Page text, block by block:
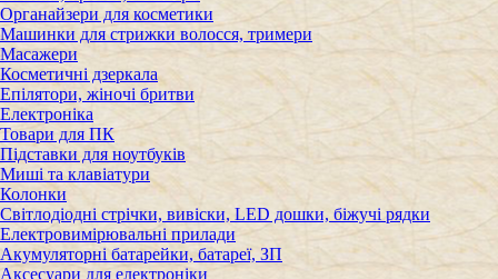
Органайзери для косметики
Машинки для стрижки волосся, тримери
Масажери
Косметичні дзеркала
Епілятори, жіночі бритви
Електроніка
Товари для ПК
Підставки для ноутбуків
Миші та клавіатури
Колонки
Світлодіодні стрічки, вивіски, LED дошки, біжучі рядки
Електровимірювальні прилади
Акумуляторні батарейки, батареї, ЗП
Аксесуари для електроніки